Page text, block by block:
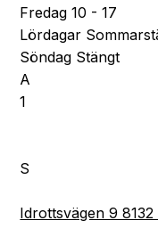
Fredag 10 - 17
Lördagar
Söndag Stängt
A
1
S
Idrottsvägen 9